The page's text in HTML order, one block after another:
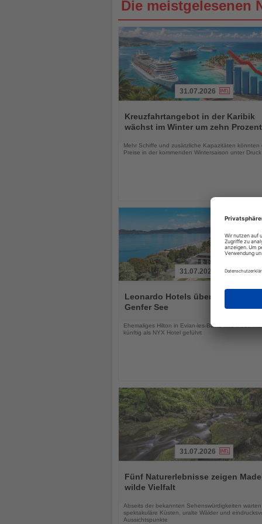
Die meistgelesenen
Sie
die
31.07.2026
Kreuzfahrtangebot in der Karibik
wächst im Winter um zehn Prozent
Mehr Schiffe und zusätzliche Kapazitäten könnten
Preise in der kommenden Wintersaison unter
Sie
die
31.07.2026
Leonardo Hotels übernimmt Hotel
Genfer See
Ehemaliges Hilton in Evian-les-Bains wird
künftig als NYX Hotel geführt
Sie
die
31.07.2026
Fünf Naturerlebnisse zeigen
wilde Vielfalt
Abseits der bekannten Sehenswürdigkeiten warten
spektakuläre Küsten, uralte Wälder und
Aussichtspunkte